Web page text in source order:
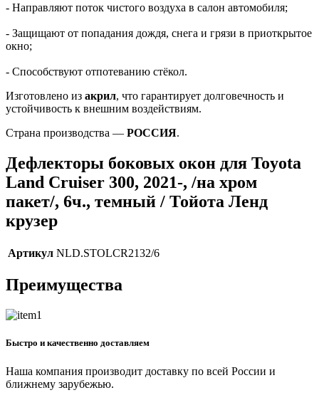
- Направляют поток чистого воздуха в салон автомобиля;
- Защищают от попадания дождя, снега и грязи в приоткрытое
окно;
- Способствуют отпотеванию стёкол.
Изготовлено из акрил, что гарантирует долговечность и
устойчивость к внешним воздействиям.
Страна производства — РОССИЯ.
Дефлекторы боковых окон для Toyota
Land Cruiser 300, 2021-, /на хром
пакет/, 6ч., темный / Тойота Ленд
крузер
Артикул NLD.STOLCR2132/6
Преимущества
Быстро и качественно доставляем
Наша компания производит доставку по всей России и
ближнему зарубежью.